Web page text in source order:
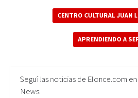
CENTRO CULTURAL JUAN
APRENDIENDO A
Seguí las noticias de Elonce.com
News